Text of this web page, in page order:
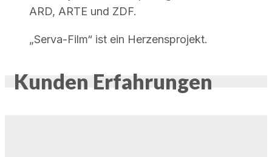
ARD, ARTE und ZDF.
„Serva-Film“ ist ein Herzensprojekt.
Kunden Erfahrungen